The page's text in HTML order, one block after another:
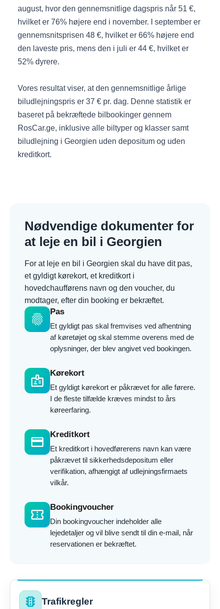
august, hvor den gennemsnitlige dagspris når 51 €,
hvilket er 76% højere end i november. I september er
gennemsnitsprisen 48 €, hvilket er 66% højere end
den laveste pris, mens den i juli er 44 €, hvilket er
52% dyrere.
Vores resultat viser, at den gennemsnitlige årlige
biludlejningspris er 37 € pr. dag. Denne statistik er
baseret på bekræftede bilbookinger gennem
RosCar.ge, inklusive alle biltyper og klasser samt
biludlejning i Georgien uden depositum og uden
kreditkort.
Nødvendige dokumenter for
at leje en bil i Georgien
For at leje en bil i Georgien skal du have dit pas,
et gyldigt kørekort, et kreditkort i
hovedchaufførens navn og den voucher, du
modtager, efter din booking er bekræftet.
fingerprint
Pas
Et gyldigt pas skal fremvises ved afhentning
af køretøjet og skal stemme overens med de
oplysninger, der blev angivet ved bookingen.
badge
Kørekort
Et gyldigt kørekort er påkrævet for alle førere.
I de fleste tilfælde kræves mindst to års
køreerfaring.
credit_card
Kreditkort
Et kreditkort i hovedførerens navn kan være
påkrævet til sikkerhedsdepositum eller
verifikation, afhængigt af udlejningsfirmaets
vilkår.
confirmation_number
Bookingvoucher
Din bookingvoucher indeholder alle
lejedetaljer og vil blive sendt til din e-mail, når
reservationen er bekræftet.
traffic Trafikregler